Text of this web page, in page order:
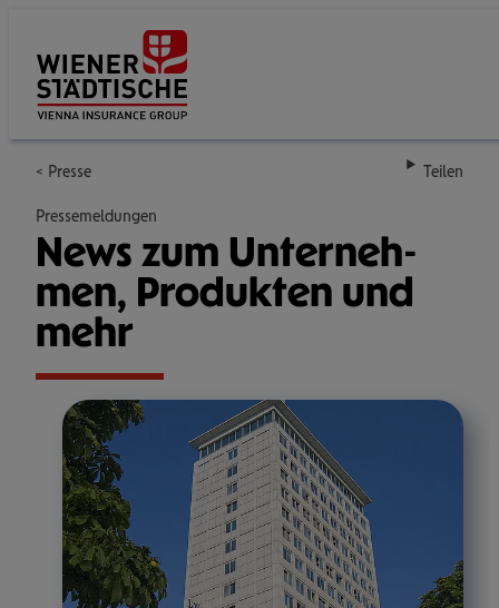
Presse Teilen
Pressemeldungen
News zum Unter­neh­
men, Pro­duk­ten und
mehr